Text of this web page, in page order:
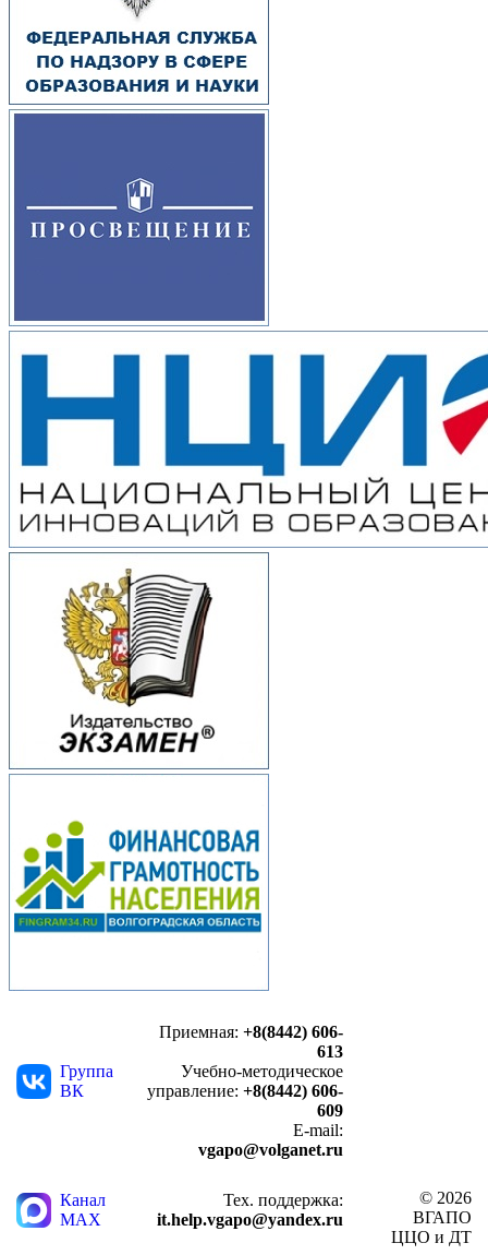
Группа
ВК
Приемная: +8(8442) 606-
613
Учебно-методическое
управление: +8(8442) 606-
609
E-mail:
vgapo@volganet.ru
Канал
MAX
Тех. поддержка:
it.help.vgapo@yandex.ru
© 2026
ВГАПО
ЦЦО и ДТ